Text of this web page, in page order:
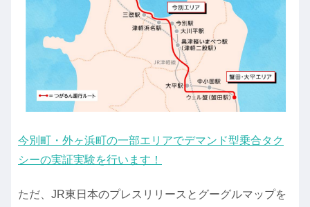
今別町・外ヶ浜町の一部エリアでデマンド型乗合タク
シーの実証実験を行います！
ただ、JR東日本のプレスリリースとグーグルマップを